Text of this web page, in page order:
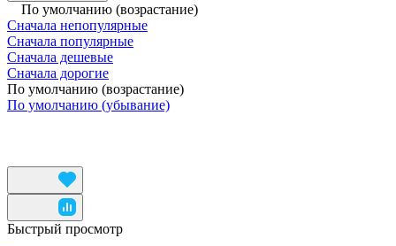
По умолчанию (возрастание)
Сначала непопулярные
Сначала популярные
Сначала дешевые
Сначала дорогие
По умолчанию (возрастание)
По умолчанию (убывание)
Быстрый просмотр